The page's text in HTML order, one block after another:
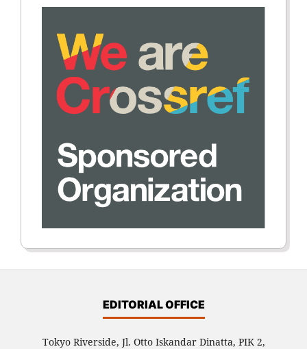
EDITORIAL OFFICE
Tokyo Riverside, Jl. Otto Iskandar Dinatta, PIK 2,